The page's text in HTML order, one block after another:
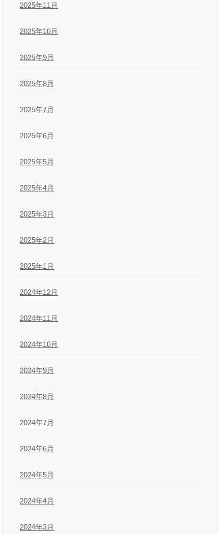
2025年11月
2025年10月
2025年9月
2025年8月
2025年7月
2025年6月
2025年5月
2025年4月
2025年3月
2025年2月
2025年1月
2024年12月
2024年11月
2024年10月
2024年9月
2024年8月
2024年7月
2024年6月
2024年5月
2024年4月
2024年3月